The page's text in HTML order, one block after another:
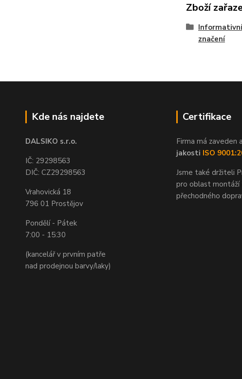
Zboží
značení
Kde nás najdete
DALSIKO s.r.o.
IČ: 29298563
DIČ: CZ29298563
Vrahovická 18
796 01 Prostějov
Pondělí - Pátek
7:00 - 15:30
(kancelář v prvním patře
nad prodejnou barvy/laky)
Certifikace
Firma má zaveden
jakosti ISO
Jsme také držiteli
pro oblast montáží
přechodného